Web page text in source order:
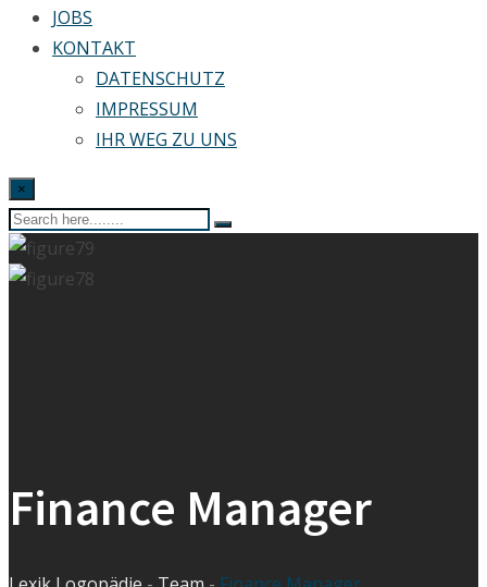
JOBS
KONTAKT
DATENSCHUTZ
IMPRESSUM
IHR WEG ZU UNS
×
Finance Manager